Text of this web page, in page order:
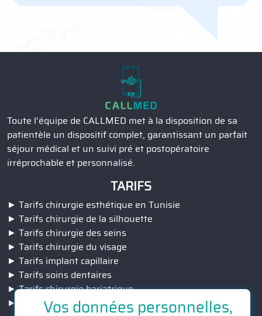
Toute l’équipe de CALLMED met à la disposition de sa
patientèle un dispositif complet, garantissant un parfait
séjour médical et un suivi pré et postopératoire
irréprochable et personnalisé.
TARIFS
Tarifs chirurgie esthétique en Tunisie
Tarifs chirurgie de la silhouette
Tarifs chirurgie des seins
Tarifs chirurgie du visage
Tarifs implant capillaire
Tarifs soins dentaires
Tarifs chirurgie bariatrique
Tarifs correction de la vision
Vos données personnelles,